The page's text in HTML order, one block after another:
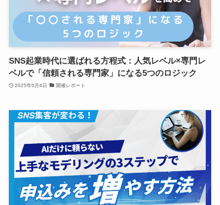
SNS起業時代に選ばれる方程式：人気レベル×専門レ
ベルで「信頼される専門家」になる5つのロジック
2025年5月4日 開催レポート